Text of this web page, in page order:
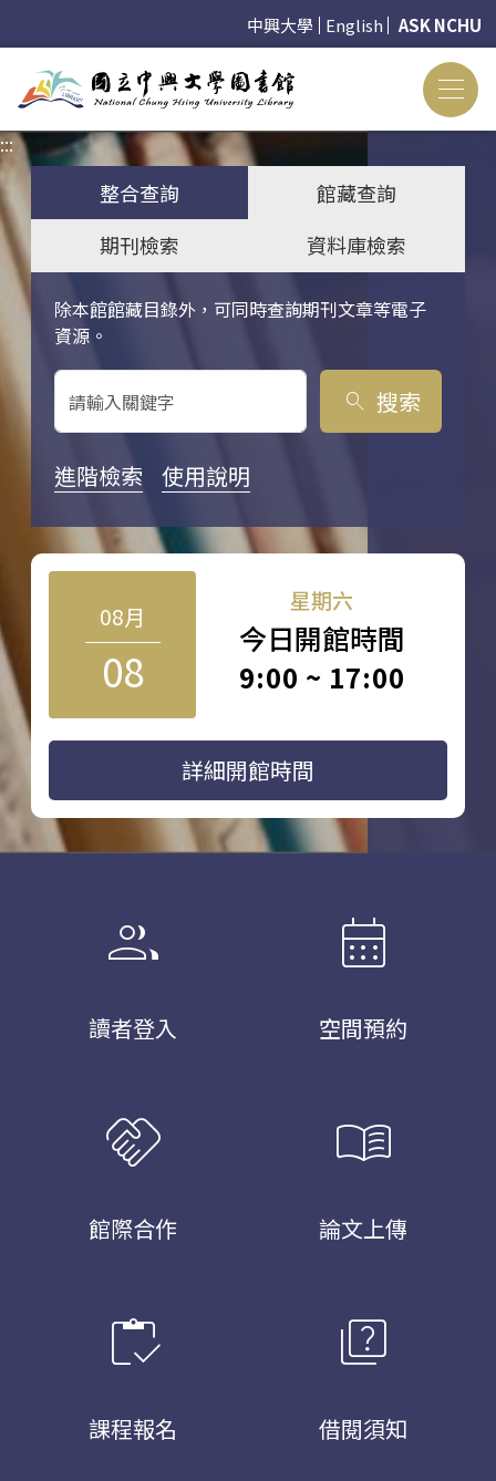
中興大學 English ASK NCHU
:::
整合查詢
館藏查詢
期刊檢索
資料庫檢索
除本館館藏目錄外，可同時查詢期刊文章等電子
資源。
關鍵字搜尋
search 搜索
進階檢索 使用說明
08月
08
星期六
今日開館時間
9:00 ~ 17:00
詳細開館時間
group
讀者登入
calendar_month
空間預約
handshake
館際合作
menu_book
論文上傳
inventory
課程報名
quiz
借閱須知